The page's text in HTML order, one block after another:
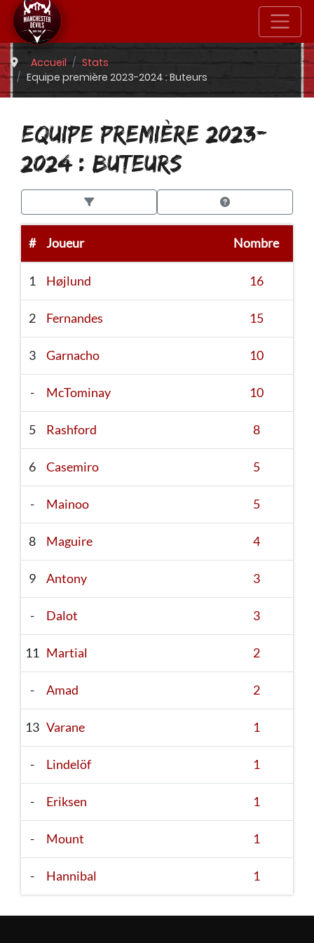
Accueil
Stats
Equipe première 2023-2024 : Buteurs
EQUIPE PREMIÈRE 2023-
2024 : BUTEURS
# Joueur Nombre
1 Højlund 16
2 Fernandes 15
3 Garnacho 10
- McTominay 10
5 Rashford 8
6 Casemiro 5
- Mainoo 5
8 Maguire 4
9 Antony 3
- Dalot 3
11 Martial 2
- Amad 2
13 Varane 1
- Lindelöf 1
- Eriksen 1
- Mount 1
- Hannibal 1